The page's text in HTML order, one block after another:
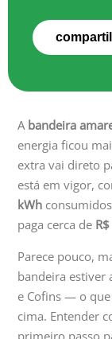
A bandeira
energia ficou
extra vai direto
está em vigor,
kWh
paga cerca de
Parece pouco,
bandeira estiver
e Cofins — o
cima. Entender